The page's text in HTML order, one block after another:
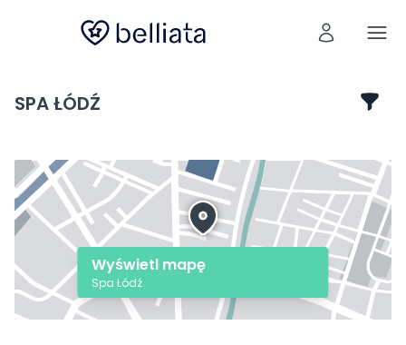
SPA ŁÓDŹ
Wyświetl mapę
Spa Łódź